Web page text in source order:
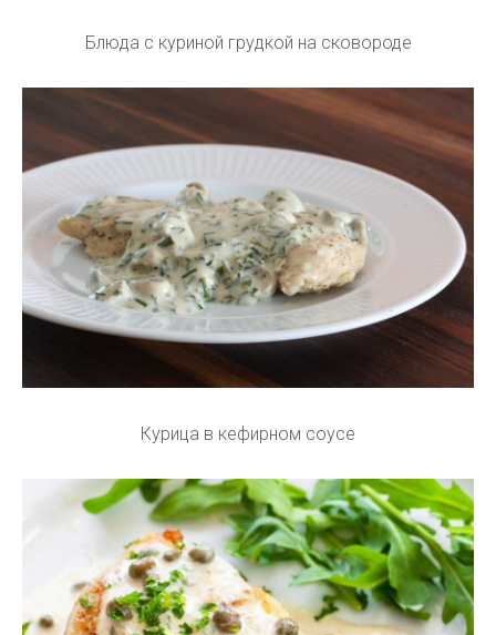
Блюда с куриной грудкой на сковороде
Курица в кефирном соусе